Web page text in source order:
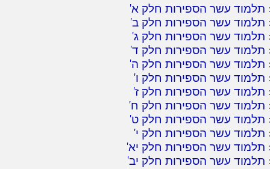
תלמוד עשר הספירות חלק א'
תלמוד עשר הספירות חלק ב'
תלמוד עשר הספירות חלק ג'
תלמוד עשר הספירות חלק ד'
תלמוד עשר הספירות חלק ה'
תלמוד עשר הספירות חלק ו'
תלמוד עשר הספירות חלק ז'
תלמוד עשר הספירות חלק ח'
תלמוד עשר הספירות חלק ט'
תלמוד עשר הספירות חלק י'
תלמוד עשר הספירות חלק יא'
תלמוד עשר הספירות חלק יב'